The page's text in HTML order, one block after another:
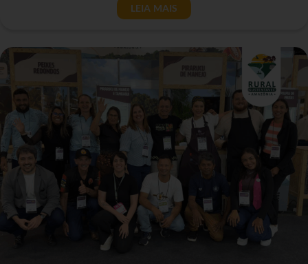
LEIA MAIS